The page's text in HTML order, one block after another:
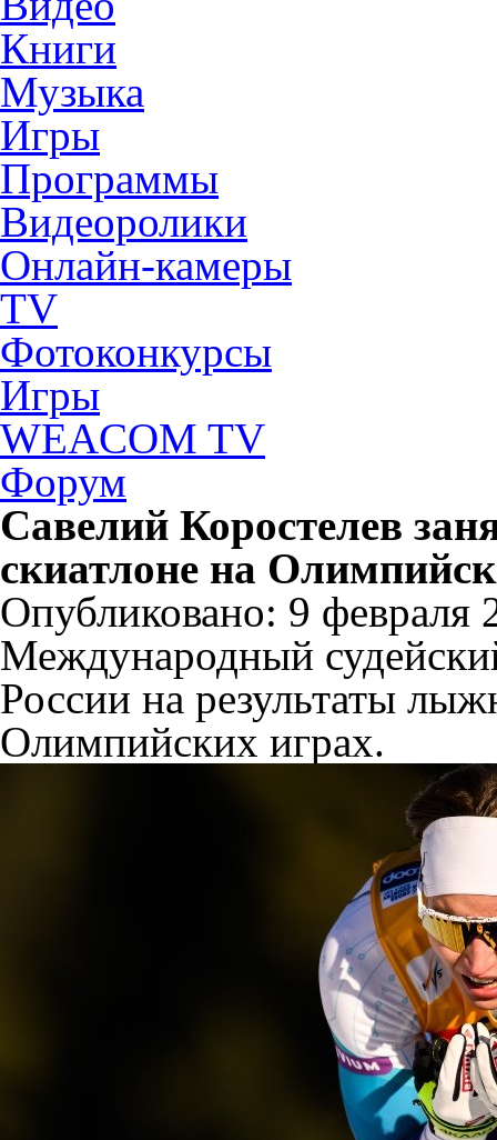
Книги
Музыка
Игры
Программы
Видеоролики
Онлайн-камеры
TV
Фотоконкурсы
Игры
WEACOM TV
Форум
Савелий Коростелев
скиатлоне на
Опубликовано: 9 февраля
Международный
России на результаты
Олимпийских играх.